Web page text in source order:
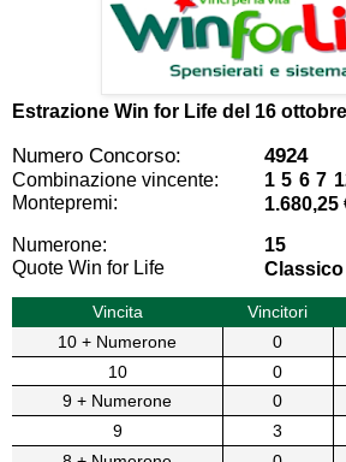
Estrazione Win for Life del 16
Numero Concorso: 4924
Combinazione vincente:
1 5 6 7
Montepremi:
1.680,25
Numerone:
15
Quote Win for Life
Classico
Vincita Vincitori
10 + Numerone
0
10
0
9 + Numerone
0
9
3